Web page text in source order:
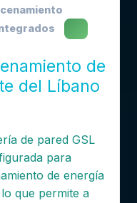
de
del Líbano
de pared GSL
para
de energía
que permite a